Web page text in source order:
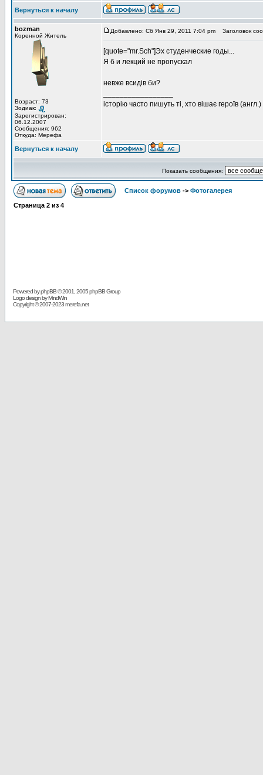
Вернуться к началу
bozman
Коренной Житель
Возраст: 73
Зодиак:
Зарегистрирован:
06.12.2007
Сообщения: 962
Откуда: Мерефа
Добавлено: Сб Янв 29, 2011 7:04 pm Заголовок
[quote="mr.Sch"]Эх студенческие годы...
Я б и лекций не пропускал
невже всидів би?
історію часто пишуть ті, хто вішає героїв
Вернуться к началу
Показать сообщения:
Список форумов -> Фотогалерея
Страница 2 из 4
Powered byphpBB© 2001, 2005 phpBB Group
Logo design by MindWin
Copyright © 2007-2023 merefa.net